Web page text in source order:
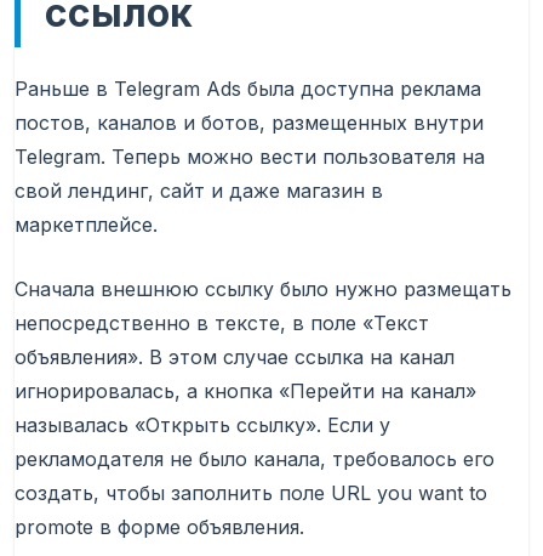
ссылок
Раньше в Telegram Ads была доступна реклама
постов, каналов и ботов, размещенных внутри
Telegram. Теперь можно вести пользователя на
свой лендинг, сайт и даже магазин в
маркетплейсе.
Сначала внешнюю ссылку было нужно размещать
непосредственно в тексте, в поле «Текст
объявления». В этом случае ссылка на канал
игнорировалась, а кнопка «Перейти на канал»
называлась «Открыть ссылку». Если у
рекламодателя не было канала, требовалось его
создать, чтобы заполнить поле URL you want to
promote в форме объявления.